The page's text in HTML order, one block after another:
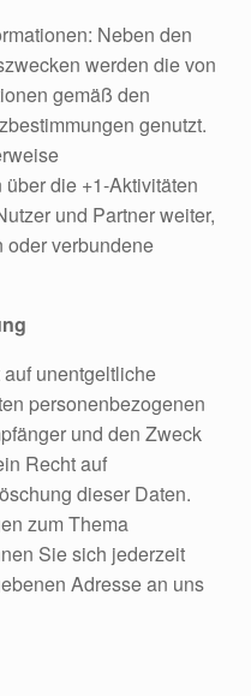
Neben den
werden die von
gemäß den
genutzt.
die +1-Aktivitäten
und Partner weiter,
oder verbundene
unentgeltliche
personenbezogenen
und den Zweck
Recht auf
dieser Daten.
zum Thema
Sie sich jederzeit
Adresse an uns